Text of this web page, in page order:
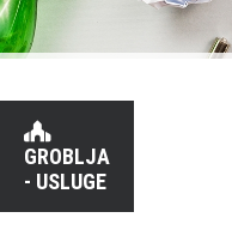
GROBLJA
- USLUGE